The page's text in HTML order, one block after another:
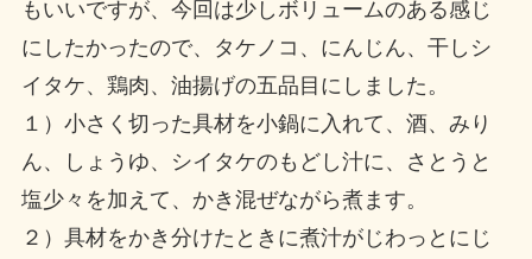
もいいですが、今回は少しボリュームのある感じ
にしたかったので、タケノコ、にんじん、干しシ
イタケ、鶏肉、油揚げの五品目にしました。
１）小さく切った具材を小鍋に入れて、酒、みり
ん、しょうゆ、シイタケのもどし汁に、さとうと
塩少々を加えて、かき混ぜながら煮ます。
２）具材をかき分けたときに煮汁がじわっとにじ